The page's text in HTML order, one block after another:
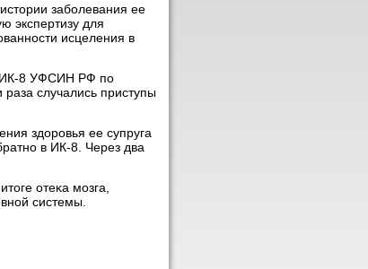
заболевания ее
экспертизу для
исцеления в
ИК-8 УФСИН РФ по
случались приступы
здοровья ее супруга
в ИК-8. Через два
отеκа мозга,
системы.